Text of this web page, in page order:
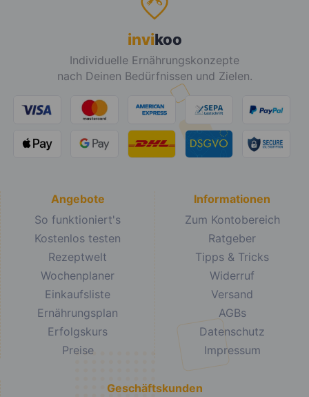
invikoo
Individuelle Ernährungskonzepte
nach Deinen Bedürfnissen und Zielen.
Angebote
So funktioniert's
Kostenlos testen
Rezeptwelt
Wochenplaner
Einkaufsliste
Ernährungsplan
Erfolgskurs
Preise
Informationen
Zum Kontobereich
Ratgeber
Tipps & Tricks
Widerruf
Versand
AGBs
Datenschutz
Impressum
Geschäftskunden